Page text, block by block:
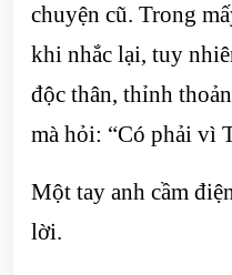
chuyện cũ. Trong
khi nhắc lại, tuy
độc thân, thỉnh
mà hỏi: “Có phải vì
Một tay anh cầm
lời.